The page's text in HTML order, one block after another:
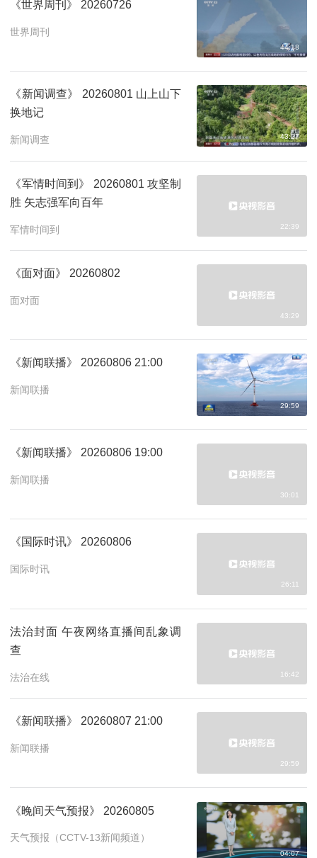
《世界周刊》 20260726
世界周刊
44:18
《新闻调查》 20260801 山上山下
换地记
新闻调查 43:27
《军情时间到》 20260801 攻坚制
胜 矢志强军向百年
军情时间到 22:39
《面对面》 20260802
面对面
43:29
《新闻联播》 20260806 21:00
新闻联播
29:59
《新闻联播》 20260806 19:00
新闻联播
30:01
《国际时讯》 20260806
国际时讯
26:11
法治封面 午夜网络直播间乱象调
查
法治在线 16:42
《新闻联播》 20260807 21:00
新闻联播
29:59
《晚间天气预报》 20260805
天气预报（CCTV-13新闻频道）
04:07